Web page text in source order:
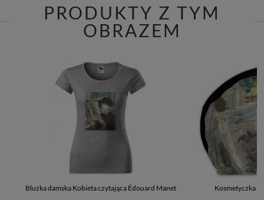
PRODUKTY Z TYM
OBRAZEM
Bluzka damska Kobieta czytająca Édouard Manet Kosmetyczka